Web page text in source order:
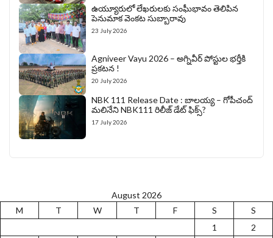
ఉయ్యూరులో లేఖరులకు సంఘీభావం తెలిపిన
పెనుమాక వెంకట సుబ్బారావు
23 July 2026
Agniveer Vayu 2026 – అగ్నివీర్‌ పోస్టుల భర్తీకి
ప్రకటన !
20 July 2026
NBK 111 Release Date : బాలయ్య – గోపీచంద్
మలినేని NBK111 రిలీజ్ డేట్ ఫిక్స్?
17 July 2026
August 2026
M
T W T F S
S
1
2